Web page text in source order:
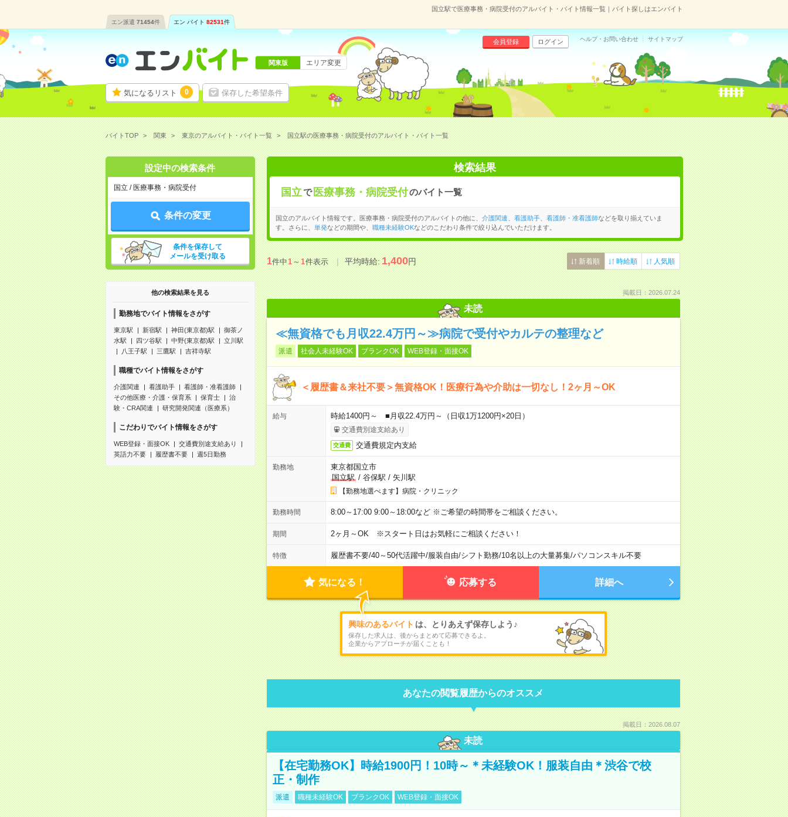
国立駅で医療事務・病院受付のアルバイト・バイト情報一覧｜バイト探しはエンバイト
エン派遣 71454件 エン バイト 82531件
気になるリスト 0 保存した希望条件
会員登録 ログイン ヘルプ・お問い合わせ サイトマップ
関東版 エリア変更
バイトTOP 関東 東京のアルバイト・バイト一覧 国立駅の医療事務・病院受付のアルバイト・バイト一覧
設定中の検索条件
国立 / 医療事務・病院受付
条件の変更
条件を保存して
メールを受け取る
他の検索結果を見る
勤務地でバイト情報をさがす
東京駅 新宿駅 神田(東京都)駅
御茶ノ
水駅
四ツ谷駅 中野(東京都)駅
立川駅
八王子駅
三鷹駅 吉祥寺駅
職種でバイト情報をさがす
介護関連 看護助手
看護師・准看護師
その他医療・介護・保育系
保育士
治
験・CRA関連
研究開発関連（医療系）
こだわりでバイト情報をさがす
WEB登録・面接OK
交通費別途支給あり
英語力不要
履歴書不要 週5日勤務
検索結果
国立で 医療事務・病院受付のバイト一覧
国立のアルバイト情報です。医療事務・病院受付のアルバイトの他に、 介護関連 看護助手、 看護師・准看護師などを取り揃えていま
す。さらに、
単発などの期間や、 職種未経験OKなどのこだわり条件で絞り込んでいただけます。
1件中1～1件表示 平均時給:1,400円 新着順 時給順 人気順
掲載日：2026.07.24
未読
≪無資格でも月収22.4万円～≫病院で受付やカルテの整理など
派遣 社会人未経験OK ブランクOK WEB登録・面接OK
＜履歴書＆来社不要＞無資格OK！医療行為や介助は一切なし！2ヶ月～OK
給与 時給1400円～ ■月収22.4万円～（日収1万1200円×20日）
交通費別途支給あり
交通費 交通費規定内支給
勤務地
東京都国立市
国立駅/ 谷保駅 / 矢川駅
【勤務地選べます】病院・クリニック
勤務時間 8:00～17:00 9:00～18:00など ※ご希望の時間帯をご相談ください。
期間 2ヶ月～OK ※スタート日はお気軽にご相談ください！
特徴 履歴書不要/40～50代活躍中/服装自由/シフト勤務/10名以上の大量募集/パソコンスキル不要
気になる！ 応募する 詳細へ
興味のあるバイト は、とりあえず保存しよう♪
保存した求人は、後からまとめて応募できるよ。
企業からアプローチが届くことも！
あなたの閲覧履歴からのオススメ
掲載日：2026.08.07
未読
【在宅勤務OK】時給1900円！10時～＊未経験OK！服装自由＊渋谷で校
正・制作
派遣 職種未経験OK ブランクOK WEB登録・面接OK